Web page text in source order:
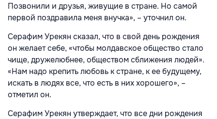
Позвонили и друзья, живущие в стране. Но самой
первой поздравила меня внучка», – уточнил он.
Серафим Урекян сказал, что в свой день рождения
он желает себе, «чтобы молдавское общество стало
чище, дружелюбнее, обществом сближения людей».
«Нам надо крепить любовь к стране, к ее будущему,
искать в людях все, что есть в них хорошего», –
отметил он.
Серафим Урекян утверждает, что все дни рождения